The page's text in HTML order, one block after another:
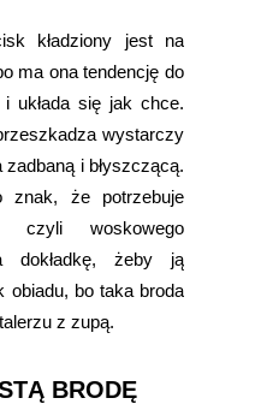
kładziony jest na
ma ona tendencję do
układa się jak chce.
wystarczy
zadbaną i błyszczącą.
że potrzebuje
czyli woskowego
dokładkę, żeby ją
obiadu, bo taka broda
z zupą.
BRODĘ